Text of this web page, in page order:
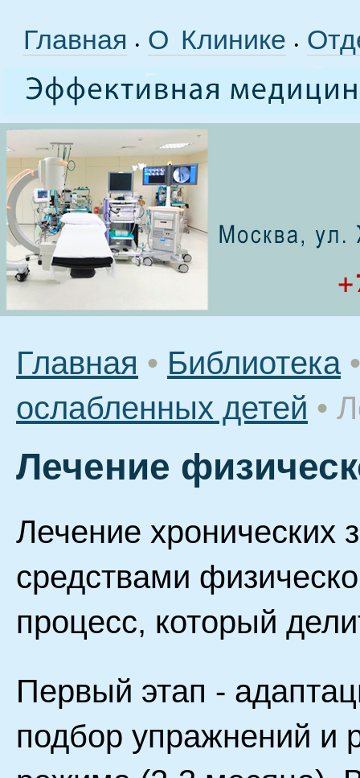
Главная • О Клинике •
Главная • Библиотека •
ослабленных детей •
Лечение
Лечение хронических
средствами
процесс, который
Первый этап -
подбор упражнений и